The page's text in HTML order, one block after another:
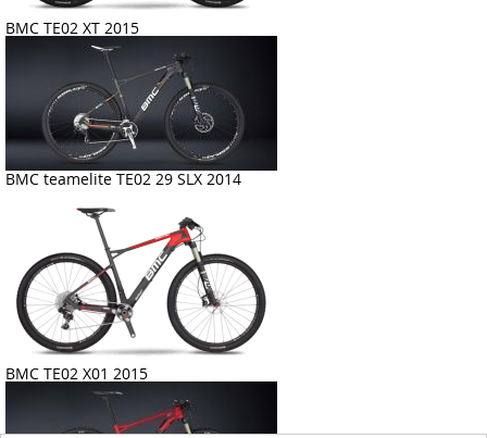
BMC TE02 XT 2015
BMC teamelite TE02 29 SLX 2014
BMC TE02 X01 2015